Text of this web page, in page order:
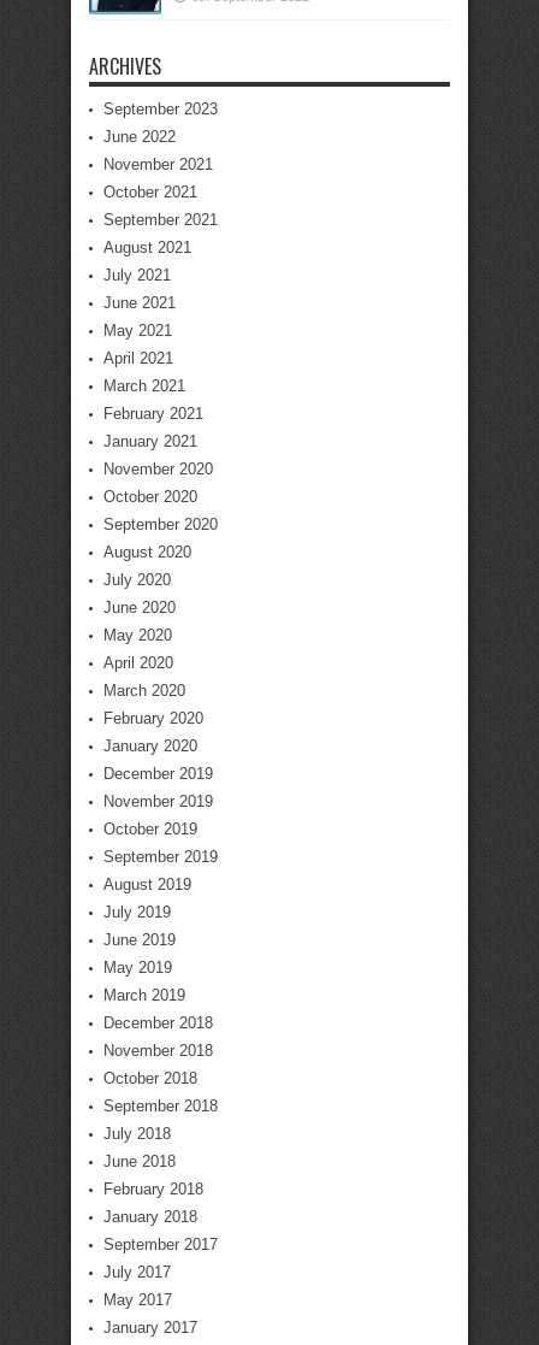
ARCHIVES
September 2023
June 2022
November 2021
October 2021
September 2021
August 2021
July 2021
June 2021
May 2021
April 2021
March 2021
February 2021
January 2021
November 2020
October 2020
September 2020
August 2020
July 2020
June 2020
May 2020
April 2020
March 2020
February 2020
January 2020
December 2019
November 2019
October 2019
September 2019
August 2019
July 2019
June 2019
May 2019
March 2019
December 2018
November 2018
October 2018
September 2018
July 2018
June 2018
February 2018
January 2018
September 2017
July 2017
May 2017
January 2017